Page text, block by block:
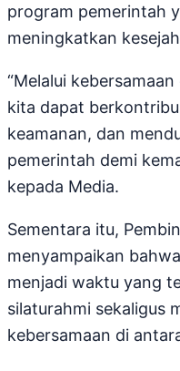
program pemerintah
meningkatkan
“Melalui
kita dapat
keamanan, dan
pemerintah demi
kepada Media.
Sementara itu,
menyampaikan
menjadi waktu yang
silaturahmi sekaligus
kebersamaan di